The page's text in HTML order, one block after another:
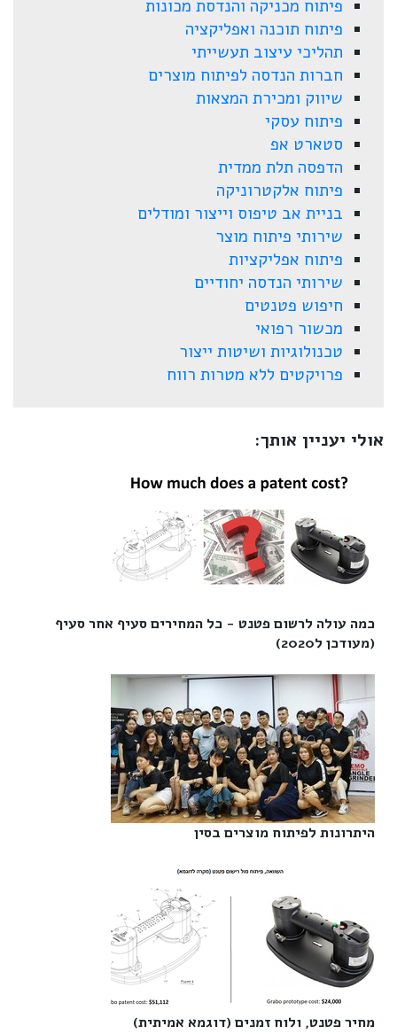
פיתוח מכניקה והנדסת מכונות
פיתוח תוכנה ואפליקציה
תהליכי עיצוב תעשייתי
חברות הנדסה לפיתוח מוצרים
שיווק ומכירת המצאות
פיתוח עסקי
סטארט אפ
הדפסה תלת ממדית
פיתוח אלקטרוניקה
בניית אב טיפוס וייצור ומודלים
שירותי פיתוח מוצר
פיתוח אפליקציות
שירותי הנדסה יחודיים
חיפוש פטנטים
מכשור רפואי
טכנולוגיות ושיטות ייצור
פרויקטים ללא מטרות רווח
אולי יעניין אותך:
כמה עולה לרשום פטנט - כל המחירים סעיף אחר סעיף
(מעודכן ל2020)‎
היתרונות לפיתוח מוצרים בסין‎
מחיר פטנט, ולוח זמנים (דוגמא אמיתית)‎